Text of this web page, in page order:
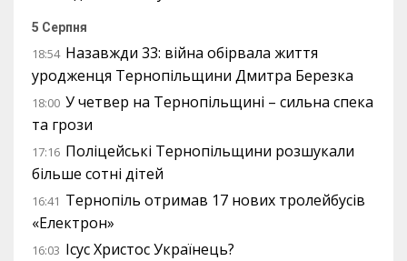
5 Серпня
18:54 Назавжди 33: війна обірвала життя
уродженця Тернопільщини Дмитра Березка
18:00 У четвер на Тернопільщині – сильна спека
та грози
17:16 Поліцейські Тернопільщини розшукали
більше сотні дітей
16:41 Тернопіль отримав 17 нових тролейбусів
«Електрон»
16:03 Ісус Христос Українець?